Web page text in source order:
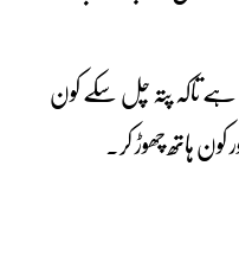
ہے تاکہ پتہ چل سکے کون
ہاتھ چھوڑ کر۔